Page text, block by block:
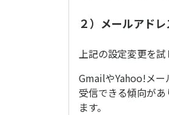
２）メールアド
上記の設定変更を試
GmailやYahoo!メー
受信できる傾向が
ます。